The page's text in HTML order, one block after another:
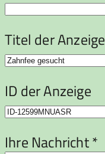
Titel der Anzeige
ID der Anzeige
Ihre Nachricht *